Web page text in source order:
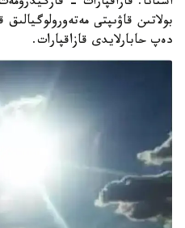
بولاتىن قاۋىپتى
دەپ حابارلايدى قازاقپارات.